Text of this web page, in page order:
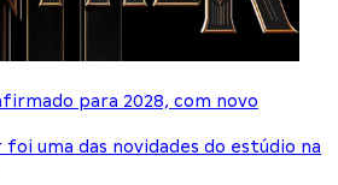
para 2028, com novo
foi uma das novidades do estúdio na